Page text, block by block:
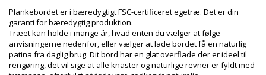
Plankebordet er i bæredygtigt FSC-certificeret egetræ. Det er din
garanti for bæredygtig produktion.
Træet kan holde i mange år, hvad enten du vælger at følge
anvisningerne nedenfor, eller vælger at lade bordet få en naturlig
patina fra daglig brug. Dit bord har en glat overflade der er ideel til
rengøring, det vil sige at alle knaster og naturlige revner er fyldt med